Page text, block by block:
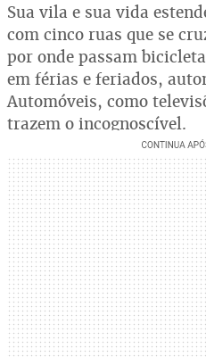
Sua vila e sua vida
com cinco ruas que se
por onde passam
em férias e feriados,
Automóveis, como
trazem o incognoscível.